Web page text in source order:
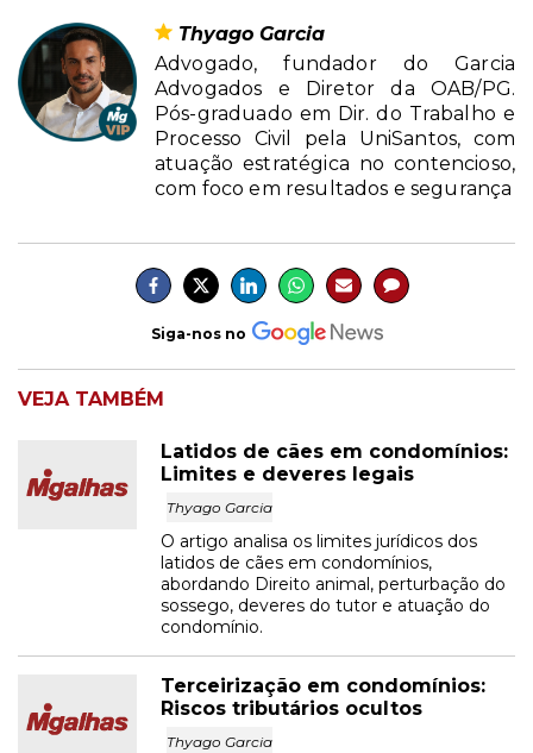
Thyago Garcia
Advogado, fundador do Garcia
Advogados e Diretor da OAB/PG.
Pós-graduado em Dir. do Trabalho e
Processo Civil pela UniSantos, com
atuação estratégica no contencioso,
com foco em resultados e segurança
Siga-nos no
VEJA TAMBÉM
Latidos de cães em condomínios:
Limites e deveres legais
Thyago Garcia
O artigo analisa os limites jurídicos dos
latidos de cães em condomínios,
abordando Direito animal, perturbação do
sossego, deveres do tutor e atuação do
condomínio.
Terceirização em condomínios:
Riscos tributários ocultos
Thyago Garcia